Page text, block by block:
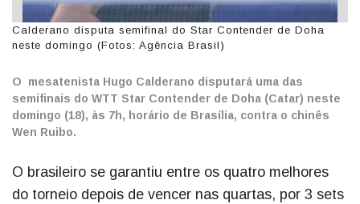
Calderano disputa semifinal do Star Contender de Doha
neste domingo (Fotos: Agência Brasil)
O mesatenista Hugo Calderano disputará uma das
semifinais do WTT Star Contender de Doha (Catar) neste
domingo (18), às 7h, horário de Brasília, contra o chinês
Wen Ruibo.
O brasileiro se garantiu entre os quatro melhores
do torneio depois de vencer nas quartas, por 3 sets